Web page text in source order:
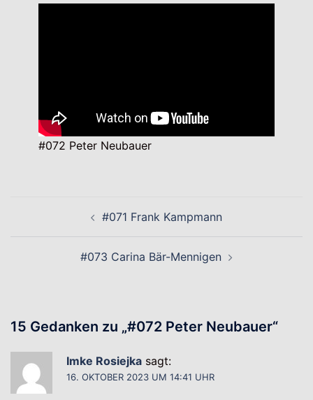
#072 Peter Neubauer
#071 Frank Kampmann
#073 Carina Bär-Mennigen
15 Gedanken zu „#072 Peter Neubauer“
Imke Rosiejka sagt:
16. OKTOBER 2023 UM 14:41 UHR